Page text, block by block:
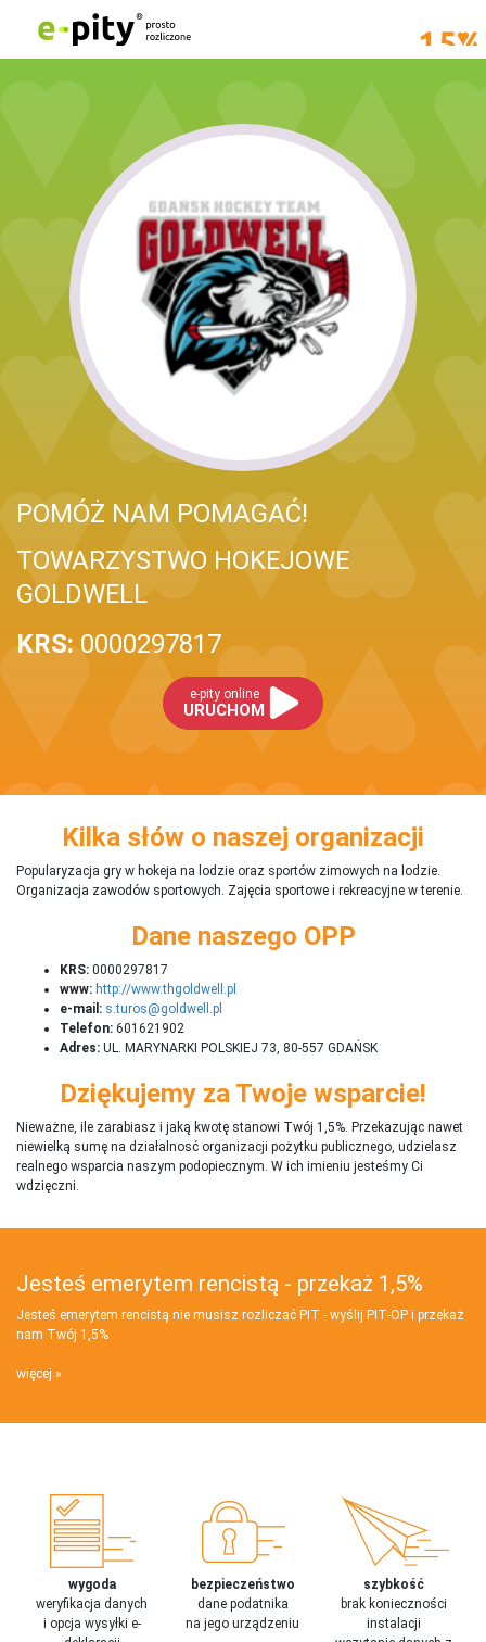
POMÓŻ NAM POMAGAĆ!
TOWARZYSTWO HOKEJOWE
GOLDWELL
KRS: 0000297817
e-pity online
URUCHOM
Kilka słów o naszej organizacji
Popularyzacja gry w hokeja na lodzie oraz sportów zimowych na lodzie.
Organizacja zawodów sportowych. Zajęcia sportowe i rekreacyjne w terenie.
Dane naszego OPP
KRS: 0000297817
www: http://www.thgoldwell.pl
e-mail: s.turos@goldwell.pl
Telefon: 601621902
Adres: UL. MARYNARKI POLSKIEJ 73, 80-557 GDAŃSK
Dziękujemy za Twoje wsparcie!
Nieważne, ile zarabiasz i jaką kwotę stanowi Twój 1,5%. Przekazując nawet
niewielką sumę na działalnosć organizacji pożytku publicznego, udzielasz
realnego wsparcia naszym podopiecznym. W ich imieniu jesteśmy Ci
wdzięczni.
Jesteś emerytem rencistą - przekaż 1,5%
Jesteś emerytem rencistą nie musisz rozliczać PIT - wyślij PIT‑OP i przekaż
nam Twój 1,5%
więcej
wygoda
weryfikacja danych
i opcja wysyłki e-
bezpieczeństwo
dane podatnika
na jego urządzeniu
szybkość
brak konieczności
instalacji